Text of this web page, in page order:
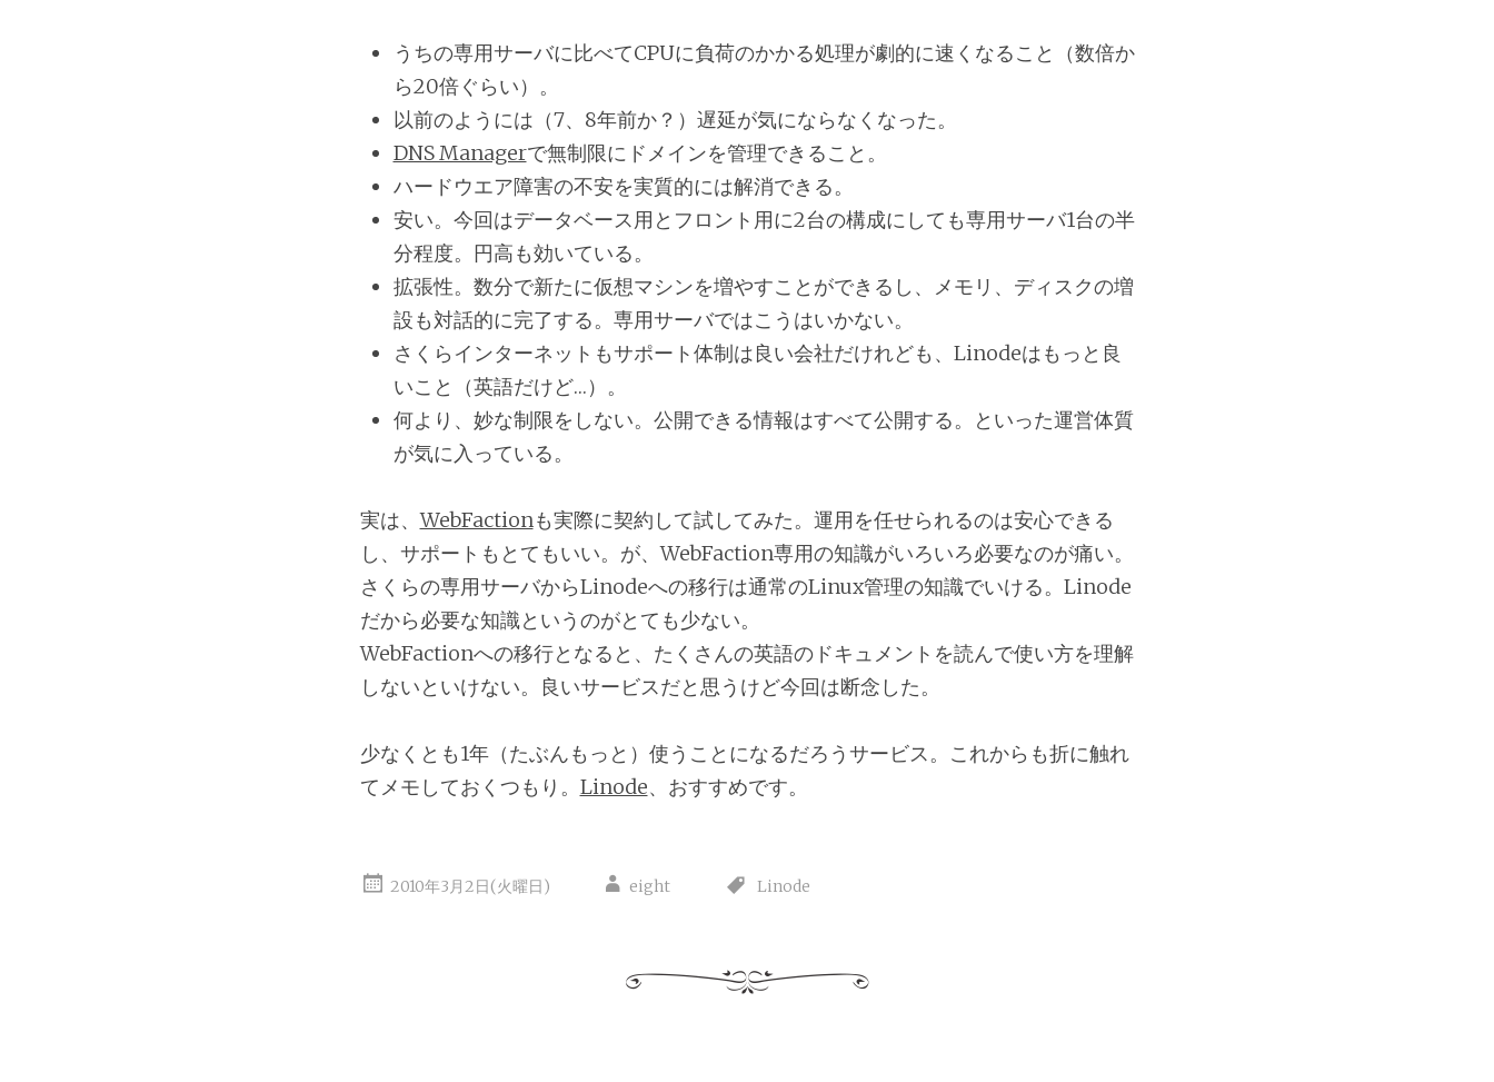
うちの専用サーバに比べてCPUに負荷のかかる処理が劇的に速くなること（数倍か
ら20倍ぐらい）。
以前のようには（7、8年前か？）遅延が気にならなくなった。
DNS Managerで無制限にドメインを管理できること。
ハードウエア障害の不安を実質的には解消できる。
安い。今回はデータベース用とフロント用に2台の構成にしても専用サーバ1台の半
分程度。円高も効いている。
拡張性。数分で新たに仮想マシンを増やすことができるし、メモリ、ディスクの増
設も対話的に完了する。専用サーバではこうはいかない。
さくらインターネットもサポート体制は良い会社だけれども、Linodeはもっと良
いこと（英語だけど…）。
何より、妙な制限をしない。公開できる情報はすべて公開する。といった運営体質
が気に入っている。
実は、WebFactionも実際に契約して試してみた。運用を任せられるのは安心できる
し、サポートもとてもいい。が、WebFaction専用の知識がいろいろ必要なのが痛い。
さくらの専用サーバからLinodeへの移行は通常のLinux管理の知識でいける。Linode
だから必要な知識というのがとても少ない。
WebFactionへの移行となると、たくさんの英語のドキュメントを読んで使い方を理解
しないといけない。良いサービスだと思うけど今回は断念した。
少なくとも1年（たぶんもっと）使うことになるだろうサービス。これからも折に触れ
てメモしておくつもり。 Linode、おすすめです。
2010年3月2日(火曜日) eight Linode